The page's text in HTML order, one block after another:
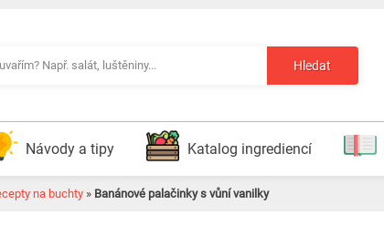
Hledat
Návody a tipy Katalog ingrediencí
na buchty » Banánové palačinky s vůní vanilky